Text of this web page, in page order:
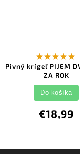
Pivný krígeľ PIJEM
ZA ROK
€18,99
Do košíka